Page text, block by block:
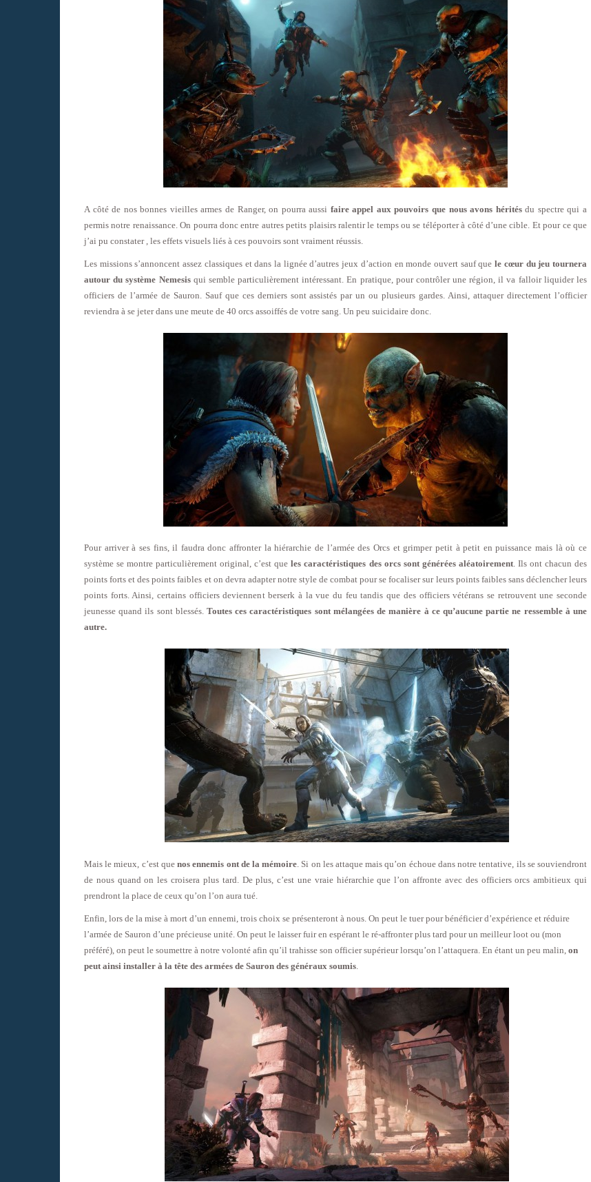
A côté de nos bonnes vieilles armes de Ranger, on pourra aussi faire appel aux pouvoirs que nous avons héritésdu spectre qui a
permis notre renaissance. On pourra donc entre autres petits plaisirs ralentir le temps ou se téléporter à côté d’une cible. Et pour ce que
j’ai pu constater , les effets visuels liés à ces pouvoirs sont vraiment réussis.
Les missions s’annoncent assez classiques et dans la lignée d’autres jeux d’action en monde ouvert sauf quele cœur du jeu tournera
autour du système Nemesisqui semble particulièrement intéressant. En pratique, pour contrôler une région, il va falloir liquider les
officiers de l’armée de Sauron. Sauf que ces derniers sont assistés par un ou plusieurs gardes. Ainsi, attaquer directement l’officier
reviendra à se jeter dans une meute de 40 orcs assoiffés de votre sang. Un peu suicidaire donc.
Pour arriver à ses fins, il faudra donc affronter la hiérarchie de l’armée des Orcs et grimper petit à petit en puissance mais là où ce
système se montre particulièrement original, c’est queles caractéristiques des orcs sont générées aléatoirement. Ils ont chacun des
points forts et des points faibles et on devra adapter notre style de combat pour se focaliser sur leurs points faibles sans déclencher leurs
points forts. Ainsi, certains officiers deviennent berserk à la vue du feu tandis que des officiers vétérans se retrouvent une seconde
jeunesse quand ils sont blessés.Toutes ces caractéristiques sont mélangées de manière à ce qu’aucune partie ne ressemble à une
autre.
Mais le mieux, c’est quenos ennemis ont de la mémoire. Si on les attaque mais qu’on échoue dans notre tentative, ils se souviendront
de nous quand on les croisera plus tard. De plus, c’est une vraie hiérarchie que l’on affronte avec des officiers orcs ambitieux qui
prendront la place de ceux qu’on l’on aura tué.
Enfin, lors de la mise à mort d’un ennemi, trois choix se présenteront à nous. On peut le tuer pour bénéficier d’expérience et réduire
l’armée de Sauron d’une précieuse unité. On peut le laisser fuir en espérant le ré-affronter plus tard pour un meilleur loot ou (mon
préféré), on peut le soumettre à notre volonté afin qu’il trahisse son officier supérieur lorsqu’on l’attaquera. En étant un peu malin, on
peut ainsi installer à la tête des armées de Sauron des généraux soumis.